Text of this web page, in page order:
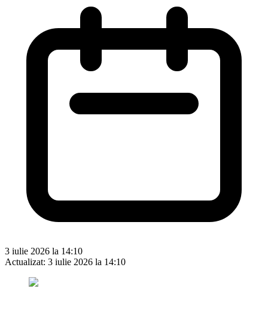
3 iulie 2026 la 14:10
Actualizat: 3 iulie 2026 la 14:10